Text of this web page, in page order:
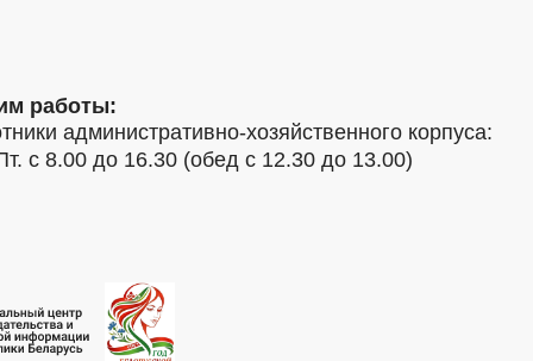
работы:
административно-хозяйственного корпуса:
с 8.00 до 16.30 (обед с 12.30 до 13.00)